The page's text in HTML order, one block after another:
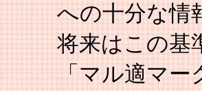
への十分な情
将来はこの基
「マル適マ